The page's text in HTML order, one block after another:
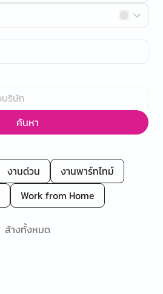
ค้นหา
งานด่วน
งานพาร์ทไทม์
Work from Home
ล้างทั้งหมด